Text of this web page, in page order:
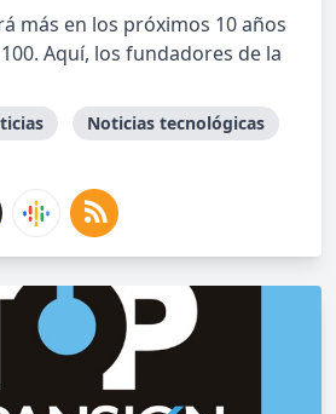
más en los próximos 10 años
Aquí, los fundadores de la
Noticias tecnológicas